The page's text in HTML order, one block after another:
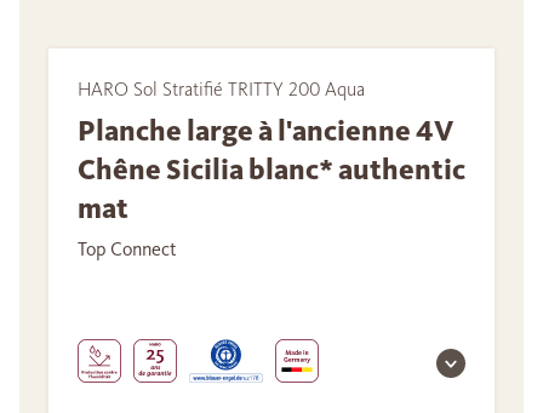
HARO Sol Stratifié TRITTY 200 Aqua
Planche large à l'ancienne 4V
Chêne Sicilia blanc* authentic
mat
Top Connect